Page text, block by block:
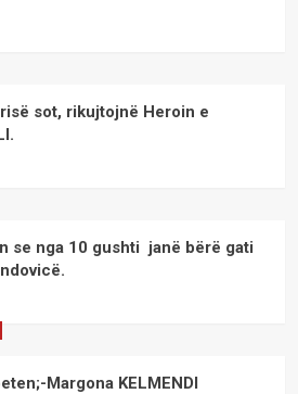
sot, rikujtojnë Heroin e
se nga 10 gushti janë bërë gati
Margona KELMENDI